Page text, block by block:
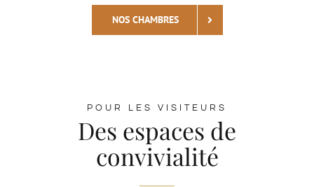
NOS CHAMBRES
POUR LES VISITEURS
Des espaces de
convivialité